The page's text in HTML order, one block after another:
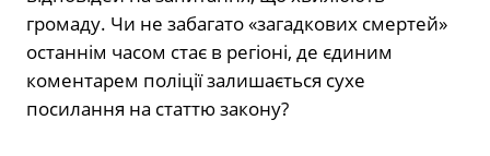
громаду. Чи не забагато «загадкових смертей»
останнім часом стає в регіоні, де єдиним
коментарем поліції залишається сухе
посилання на статтю закону?